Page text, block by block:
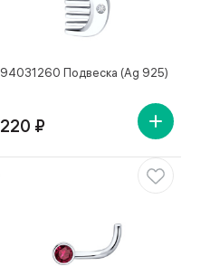
94031260 Подвеска (Ag 925)
220 ₽